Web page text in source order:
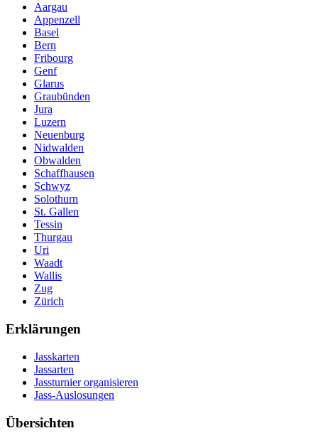
Aargau
Appenzell
Basel
Bern
Fribourg
Genf
Glarus
Graubünden
Jura
Luzern
Neuenburg
Nidwalden
Obwalden
Schaffhausen
Schwyz
Solothurn
St. Gallen
Tessin
Thurgau
Uri
Waadt
Wallis
Zug
Zürich
Erklärungen
Jasskarten
Jassarten
Jassturnier organisieren
Jass-Auslosungen
Übersichten